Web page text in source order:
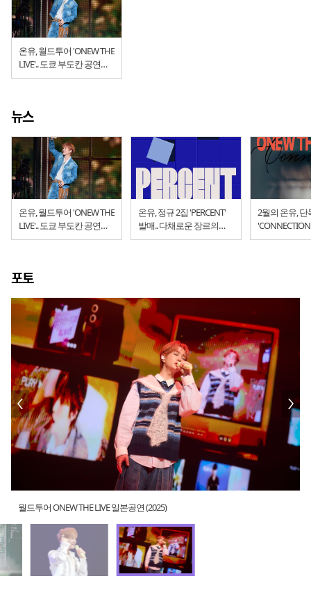
온유, 월드투어 'ONEW THE
LIVE'.. 도쿄 부도칸 공연
성료
뉴스
온유, 월드투어 'ONEW THE
LIVE'.. 도쿄 부도칸 공연
성료
온유, 정규 2집 'PERCENT'
발매.. 다채로운 장르의
향연
2월의 온유, 단
포토
월드투어 ONEW THE LIVE 일본공연 (2025)